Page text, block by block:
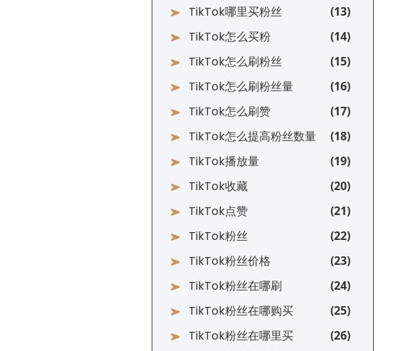
TikTok哪里买粉丝
TikTok怎么买粉
TikTok怎么刷粉丝
TikTok怎么刷粉丝量
TikTok怎么刷赞
TikTok怎么提高粉丝数量
TikTok播放量
TikTok收藏
TikTok点赞
TikTok粉丝
TikTok粉丝价格
TikTok粉丝在哪刷
TikTok粉丝在哪购买
TikTok粉丝在哪里买